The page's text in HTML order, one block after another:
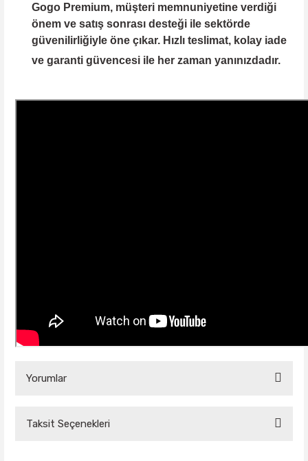
Gogo Premium, müşteri memnuniyetine verdiği
önem ve satış sonrası desteği ile sektörde
güvenilirliğiyle öne çıkar. Hızlı teslimat, kolay iade
ve garanti güvencesi ile her zaman yanınızdadır.
Yorumlar
Taksit Seçenekleri